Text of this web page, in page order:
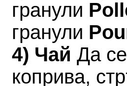
гранули
гранули
4) Чай Да
коприва,